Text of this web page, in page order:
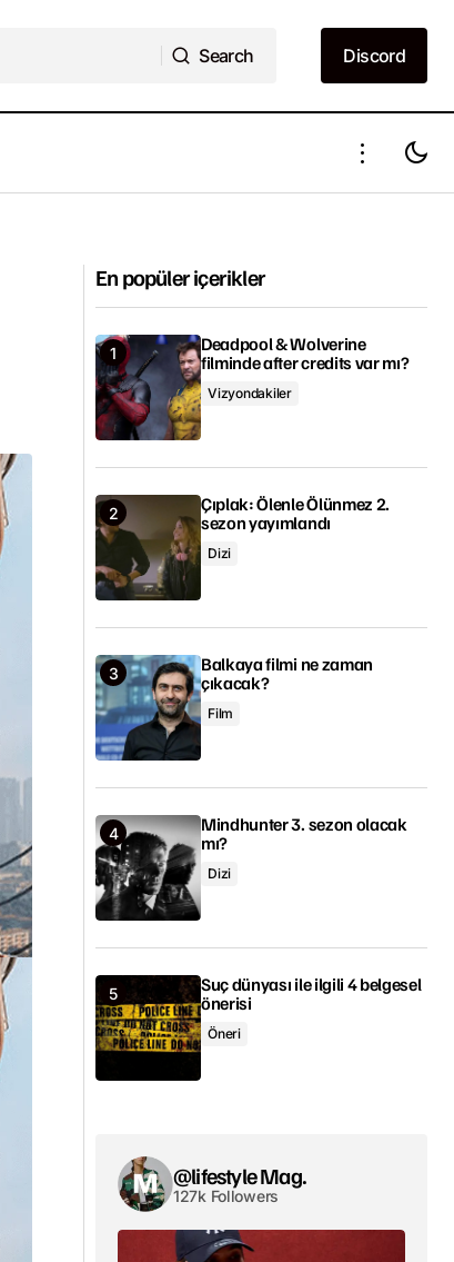
Search
Discord
Discord
En popüler içerikler
Deadpool & Wolverine
filminde after credits var mı?
Vizyondakiler
Çıplak: Ölenle Ölünmez 2.
sezon yayımlandı
Dizi
Balkaya filmi ne zaman
çıkacak?
Film
Mindhunter 3. sezon olacak
mı?
Dizi
Suç dünyası ile ilgili 4 belgesel
önerisi
Öneri
@lifestyle Mag.
127k Followers